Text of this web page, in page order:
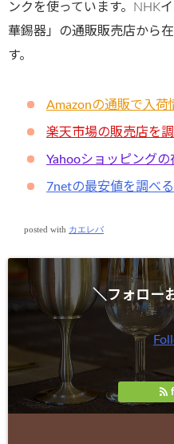
ンクを使っています。NHK
華錫器」の通販販売店から
す。
Amazonの通販で入荷
楽天市場の販売店を
Yahooショッピング
7netの最安値を調べる
posted with カエレバ
＼フォロー